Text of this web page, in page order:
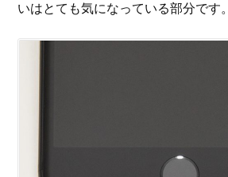
いはとても気になっている部分です。